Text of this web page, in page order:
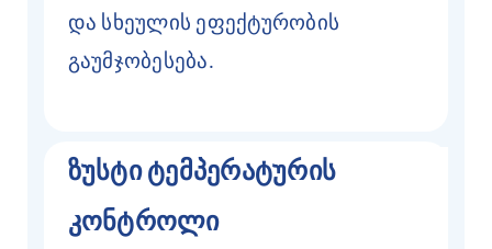
და სხეულის ეფექტურობის
გაუმჯობესება.
ზუსტი ტემპერატურის
კონტროლი